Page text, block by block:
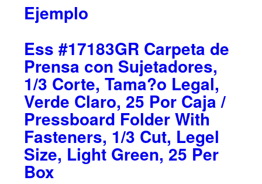
Ejemplo
Ess #17183GR Carpeta de
Prensa con Sujetadores,
1/3 Corte, Tama?o Legal,
Verde Claro, 25 Por Caja /
Pressboard Folder With
Fasteners, 1/3 Cut, Legel
Size, Light Green, 25 Per
Box